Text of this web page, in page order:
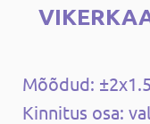
Mõõdud:
Kinnitus osa: